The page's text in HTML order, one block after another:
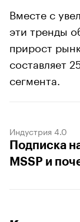
Вместе с
эти тренды
прирост
составляет
сегмента.
Индустрия 4.0
Подписка
MSSP и